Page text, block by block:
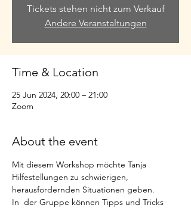
Tickets stehen nicht zum Verkauf
Andere Veranstaltungen
Time & Location
25 Jun 2024, 20:00 – 21:00
Zoom
About the event
Mit diesem Workshop möchte Tanja
Hilfestellungen zu schwierigen,
herausfordernden Situationen geben.
In  der Gruppe können Tipps und Tricks